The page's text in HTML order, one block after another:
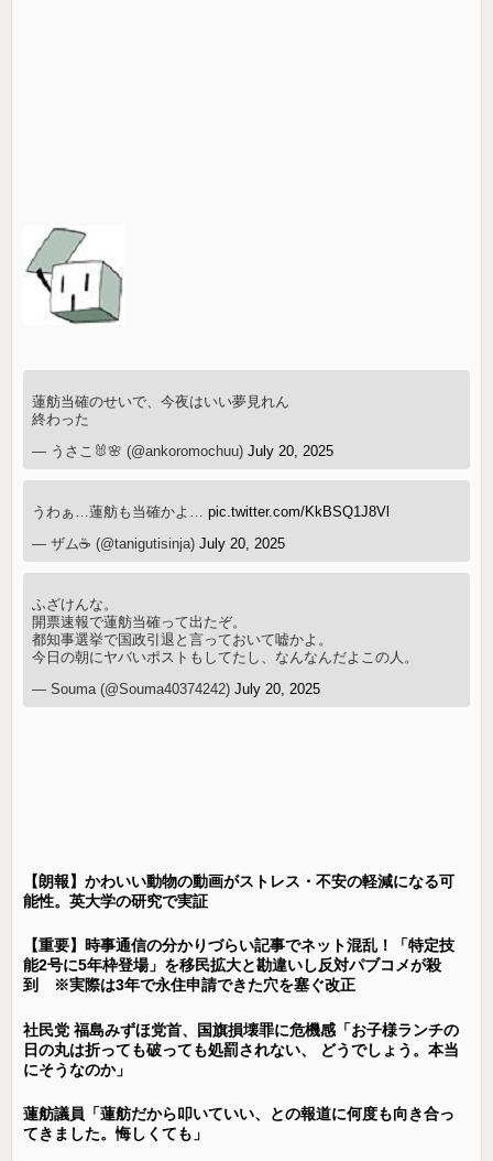
蓮舫当確のせいで、今夜はいい夢見れん
終わった
— うさこ🐰🌸 (@ankoromochuu)July 20, 2025
うわぁ…蓮舫も当確かよ…pic.twitter.com/KkBSQ1J8Vl
— ザム☕️ (@tanigutisinja)July 20, 2025
ふざけんな。
開票速報で蓮舫当確って出たぞ。
都知事選挙で国政引退と言っておいて嘘かよ。
今日の朝にヤバいポストもしてたし、なんなんだよこの人。
— Souma (@Souma40374242)July 20, 2025
【朗報】かわいい動物の動画がストレス・不安の軽減になる可
能性。英大学の研究で実証
【重要】時事通信の分かりづらい記事でネット混乱！「特定技
能2号に5年枠登場」を移民拡大と勘違いし反対パブコメが殺
到 ※実際は3年で永住申請できた穴を塞ぐ改正
社民党 福島みずほ党首、国旗損壊罪に危機感「お子様ランチの
日の丸は折っても破っても処罰されない、 どうでしょう。本当
にそうなのか」
蓮舫議員「蓮舫だから叩いていい、との報道に何度も向き合っ
てきました。悔しくても」